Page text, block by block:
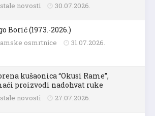
novosti 30.07.2026.
Borić (1973.-2026.)
osmrtnice 31.07.2026.
kušaonica “Okusi Rame”,
proizvodi nadohvat ruke
novosti 27.07.2026.